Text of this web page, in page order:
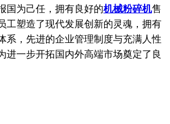
为己任，拥有良好的机械粉碎机售
工塑造了现代发展创新的灵魂，拥有
系，先进的企业管理制度与充满人性
进一步开拓国内外高端市场奠定了良